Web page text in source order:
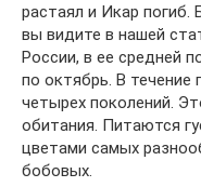
растаял и Икар погиб.
вы видите в нашей
России, в ее средней
по октябрь. В течение
четырех поколений.
обитания. Питаются
цветами самых
бобовых.